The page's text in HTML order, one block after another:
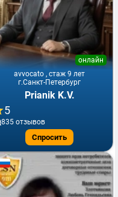
avvocato , стаж 9 лет
онлайн
г.Санкт-Петербург
Prianik K.V.
5
835 отзывов
Спросить